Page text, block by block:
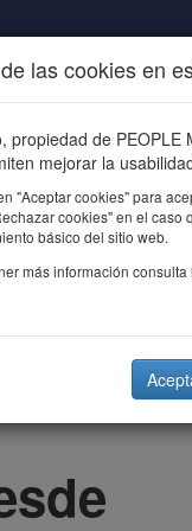
ÚNETE
las cookies en
propiedad de
mejorar la
"Aceptar cookies" para
cookies" en el
básico del sitio web.
más información